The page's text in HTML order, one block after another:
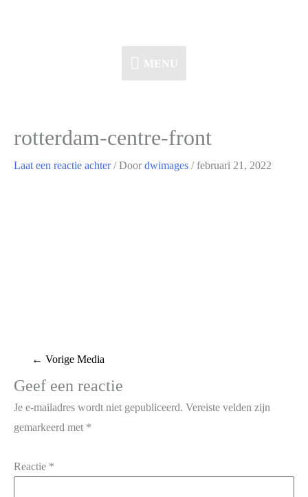
MENU
MENU
rotterdam-centre-front
Laat een reactie achter / Door dwimages /februari 21, 2022
← Vorige Media
Geef een reactie
Je e-mailadres wordt niet gepubliceerd. Vereiste velden zijn
gemarkeerd met *
Reactie *